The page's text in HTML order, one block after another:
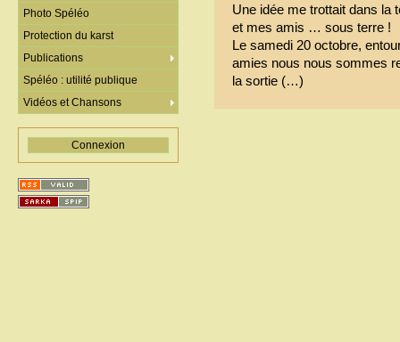
Une idée me trottait dans la
et mes amis … sous terre !
Le samedi 20 octobre,
amies nous nous sommes
la sortie (…)
Photo Spéléo
Protection du karst
Publications
Spéléo : utilité publique
Vidéos et Chansons
Connexion